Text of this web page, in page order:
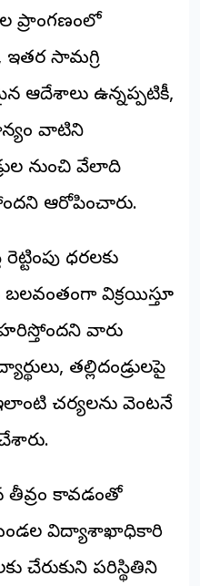
ప్రాంగణంలో
ఇతర సామగ్రి
ఆదేశాలు ఉన్నప్పటికీ,
వాటిని
నుంచి వేలాది
ఆరోపించారు.
ధరలకు
బలవంతంగా విక్రయిస్తూ
వారు
తల్లిదండ్రులపై
చర్యలను వెంటనే
కావడంతో
విద్యాశాఖాధికారి
చేరుకుని పరిస్థితిని